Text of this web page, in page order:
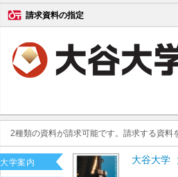
請求資料の指定
2種類の資料が請求可能です。請求する資料
大学案内 大谷大学